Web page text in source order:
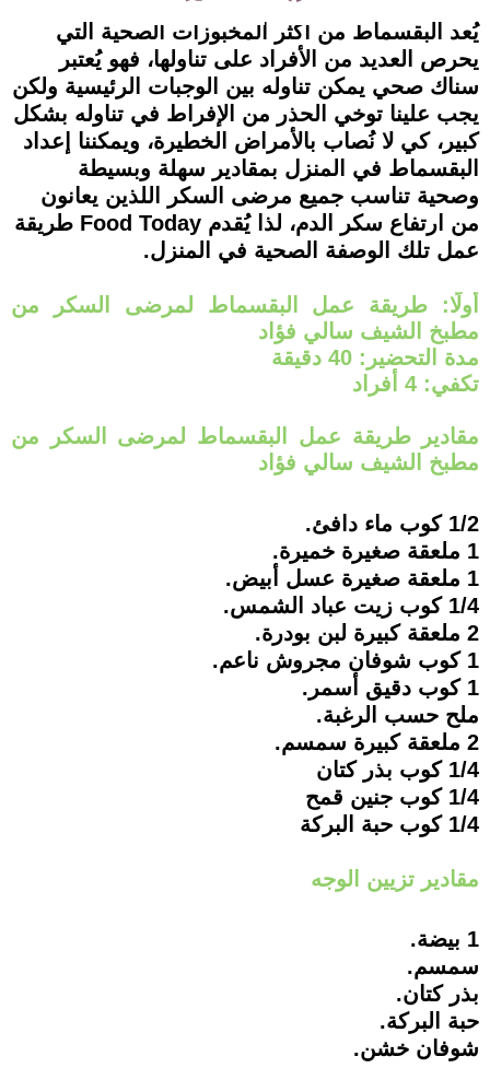
يُعد البقسماط من أكثر المخبوزات الصحية التي
يحرص العديد من الأفراد على تناولها، فهو يُعتبر
سناك صحي يمكن تناوله بين الوجبات الرئيسية ولكن
يجب علينا توخي الحذر من الإفراط في تناوله بشكل
كبير، كي لا نُصاب بالأمراض الخطيرة، ويمكننا إعداد
البقسماط في المنزل بمقادير سهلة وبسيطة
وصحية تناسب جميع مرضى السكر اللذين يعانون
من ارتفاع سكر الدم، لذا يُقدم Food Today طريقة
عمل تلك الوصفة الصحية في المنزل.
أولًا: طريقة عمل البقسماط لمرضى السكر من
مطبخ الشيف سالي فؤاد
مدة التحضير: 40 دقيقة
تكفي: 4 أفراد
مقادير طريقة عمل البقسماط لمرضى السكر من
مطبخ الشيف سالي فؤاد
1/2 كوب ماء دافئ.
1 ملعقة صغيرة خميرة.
1 ملعقة صغيرة عسل أبيض.
1/4 كوب زيت عباد الشمس.
2 ملعقة كبيرة لبن بودرة.
1 كوب شوفان مجروش ناعم.
1 كوب دقيق أسمر.
ملح حسب الرغبة.
2 ملعقة كبيرة سمسم.
1/4 كوب بذر كتان
1/4 كوب جنين قمح
1/4 كوب حبة البركة
مقادير تزيين الوجه
1 بيضة.
سمسم.
بذر كتان.
حبة البركة.
شوفان خشن.